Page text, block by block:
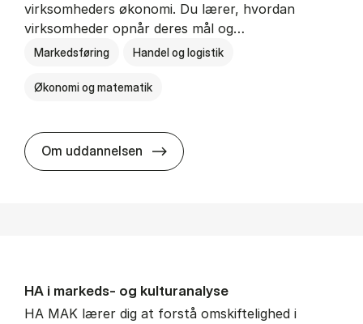
virksomheders økonomi. Du lærer, hvordan
virksomheder opnår deres mål og…
Markedsføring Handel og logistik
Økonomi og matematik
Om uddannelsen HA al­men erhvervs­økonomi
HA i mar­keds- og kul­tu­r­a­na­ly­se
HA MAK lærer dig at forstå omskiftelighed i